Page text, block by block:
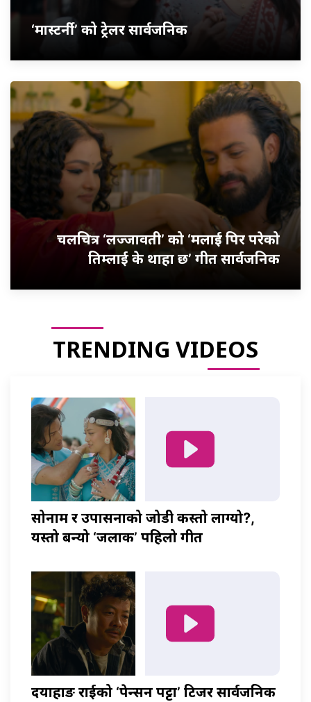
‘मास्टर्नी’ को ट्रेलर सार्वजनिक
चलचित्र ‘लज्जावती’ को ‘मलाई पिर परेको
तिम्लाई के थाहा छ’ गीत सार्वजनिक
TRENDING VIDEOS
सोनाम र उपासनाको जोडी कस्तो लाग्यो?,
यस्तो बन्यो ‘जलाकी’ पहिलो गीत
दयाहाङ राईको ‘पेन्सन पट्टा’ टिजर सार्वजनिक